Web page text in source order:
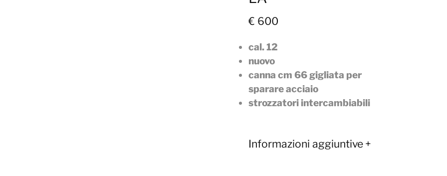
€ 600
cal. 12
nuovo
canna cm 66 gigliata per
sparare acciaio
strozzatori intercambiabili
Informazioni aggiuntive